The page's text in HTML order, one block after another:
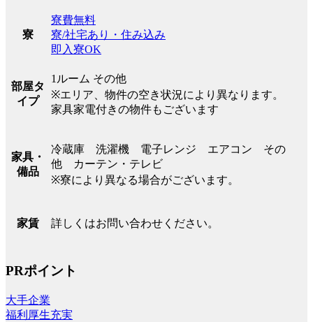
寮
寮費無料
寮/社宅あり・住み込み
即入寮OK
部屋タ
イプ
1ルーム その他
※エリア、物件の空き状況により異なります。
家具家電付きの物件もございます
家具・
備品
冷蔵庫 洗濯機 電子レンジ エアコン その
他 カーテン・テレビ
※寮により異なる場合がございます。
家賃 詳しくはお問い合わせください。
PRポイント
大手企業
福利厚生充実